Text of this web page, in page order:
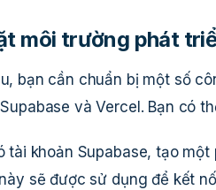
môi trường phát
bạn cần chuẩn bị một số
và Vercel. Bạn có
tài khoản Supabase, tạo
sẽ được sử dụng để kết